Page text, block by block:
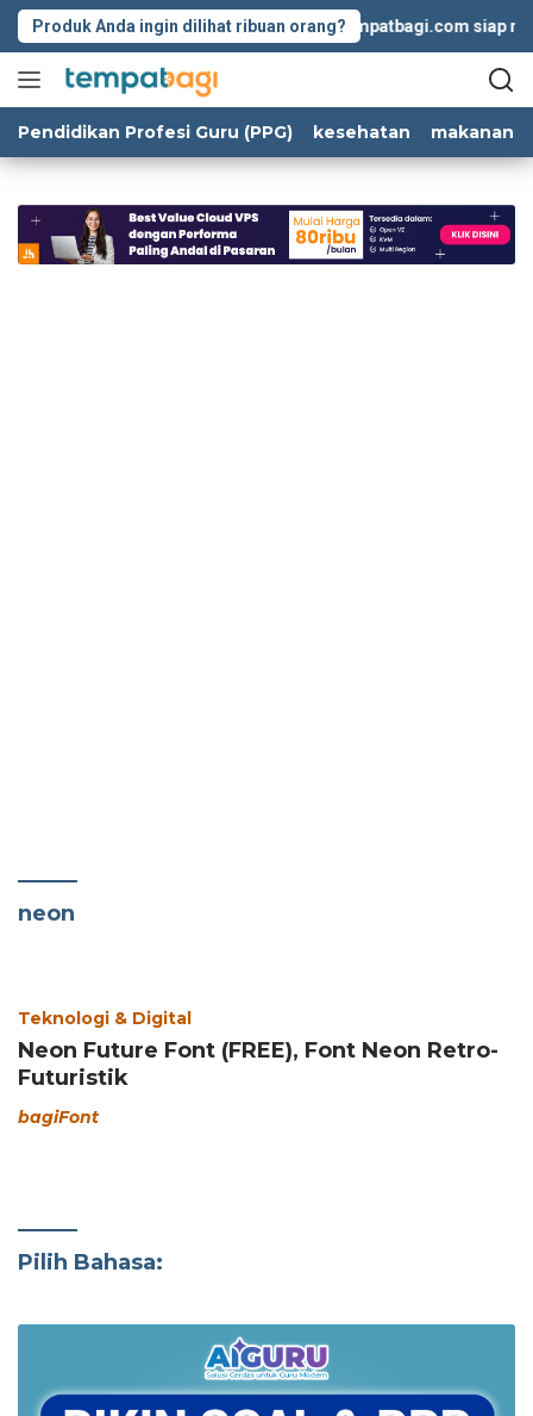
Langsung
Produk Anda ingin dilihat ribuan orang?Tempatbagi.com siap
Pendidikan Profesi Guru (PPG) kesehatan makanan
neon
Teknologi & Digital
Neon Future Font (FREE), Font Neon Retro-
Futuristik
bagiFont
Pilih Bahasa: